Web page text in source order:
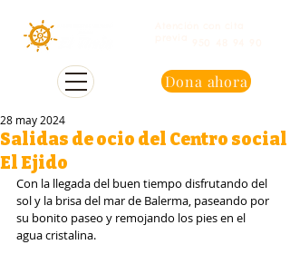
Dona ahora
Salidas de ocio del Centro social
El Ejido
28 may 2024
Con la llegada del buen tiempo disfrutando del
sol y la brisa del mar de Balerma, paseando por
su bonito paseo y remojando los pies en el
agua cristalina.